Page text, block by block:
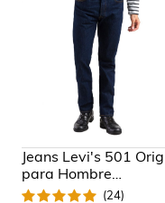
Jeans Levi's 501
para Hombre
Universitario
(24)